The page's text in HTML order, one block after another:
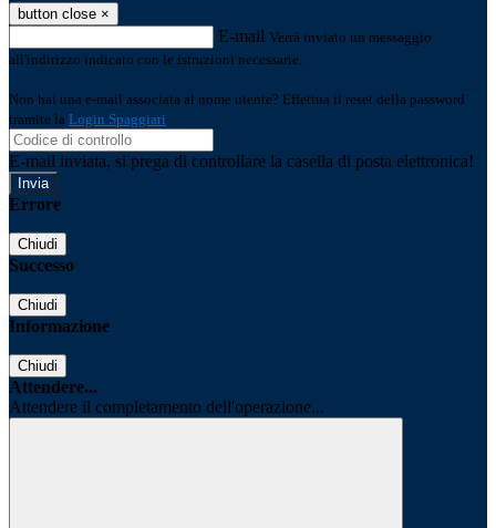
button close ×
E-mail Verrà inviato un messaggio
all'indirizzo indicato con le istruzioni necessarie.
Non hai una e-mail associata al nome utente? Effettua il reset della password
tramite la Login Spaggiari
E-mail inviata, si prega di controllare la casella di posta elettronica!
Errore
Chiudi
Successo
Chiudi
Informazione
Chiudi
Attendere...
Attendere il completamento dell'operazione...